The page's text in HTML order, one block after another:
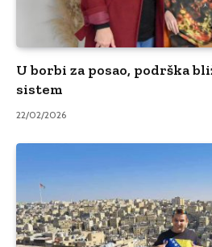
U borbi za posao, podrška
sistem
22/02/2026